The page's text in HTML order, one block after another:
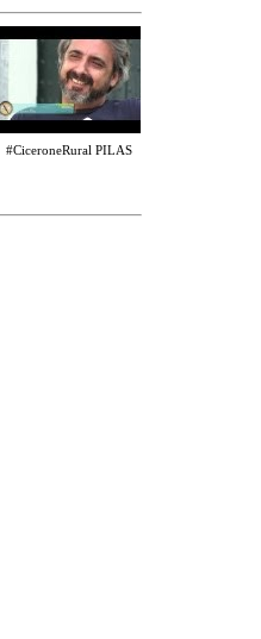
#CiceroneRural PILAS